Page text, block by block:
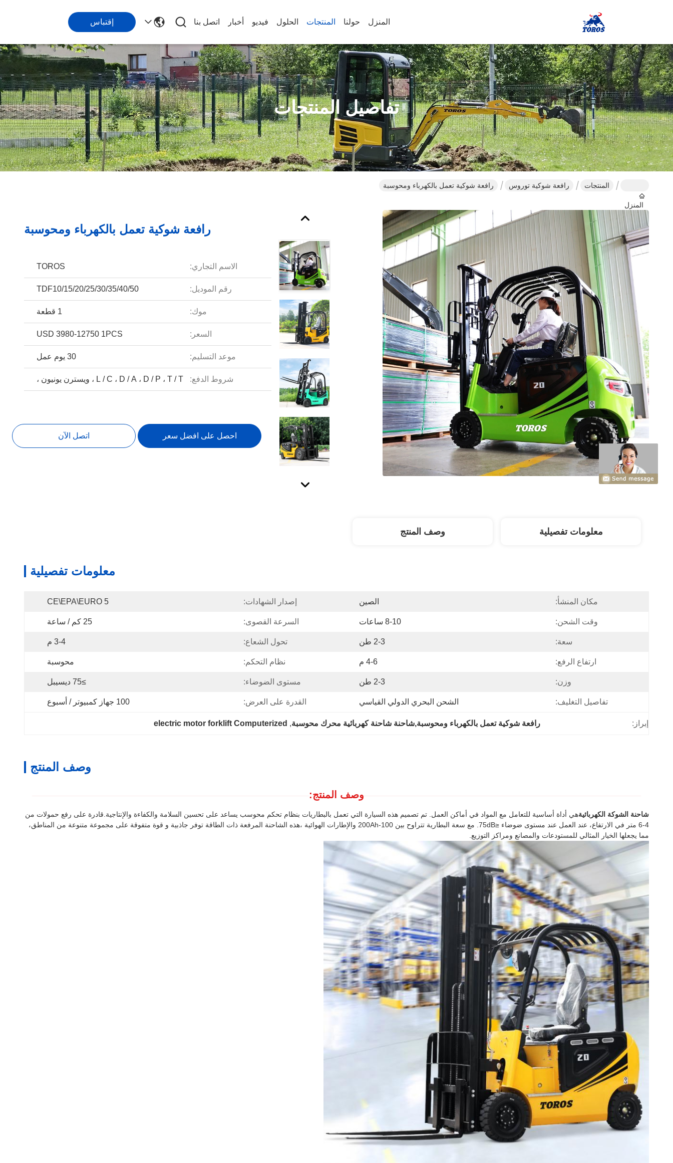
المنزل حولنا المنتجات الحلول فيديو أخبار اتصل بنا إقتباس
تفاصيل المنتجات
المنزل
المنتجات رافعة شوكية توروس رافعة شوكية تعمل بالكهرباء ومحوسبة
رافعة شوكية تعمل بالكهرباء ومحوسبة
الاسم التجاري: TOROS
رقم الموديل: TDF10/15/20/25/30/35/40/50
موك: 1 قطعة
السعر: USD 3980-12750 1PCS
موعد التسليم: 30 يوم عمل
شروط الدفع: L / C ، D / A ، D / P ، T / T ، ويسترن يونيون ،
احصل على افضل سعر اتصل الآن
معلومات تفصيلية وصف المنتج
معلومات تفصيلية
مكان المنشأ: الصين إصدار الشهادات: CE\EPA\EURO 5
وقت الشحن: 8-10 ساعات السرعة القصوى: 25 كم / ساعة
سعة: 2-3 طن تحول الشعاع: 3-4 م
ارتفاع الرفع: 4-6 م نظام التحكم: محوسبة
وزن: 2-3 طن مستوى الضوضاء: ≥75 ديسيبل
تفاصيل التغليف: الشحن البحري الدولي القياسي القدرة على العرض: 100 جهاز كمبيوتر / أسبوع
إبراز: رافعة شوكية تعمل بالكهرباء ومحوسبة,شاحنة شاحنة كهربائية محرك محوسبة,
electric motor forklift Computerized
وصف المنتج
وصف المنتج:
شاحنة الشوكة الكهربائيةهي أداة أساسية للتعامل مع المواد في أماكن العمل. تم تصميم هذه السيارة التي تعمل بالبطاريات بنظام تحكم محوسب يساعد على تحسين السلامة والكفاءة والإنتاجية.قادرة على رفع حمولات من
4-6 متر في الارتفاع، عند العمل عند مستوى ضوضاء ≤75dB. مع سعة البطارية تتراوح بين 100-200Ah والإطارات الهوائية ،هذه الشاحنة المرفعة ذات الطاقة توفر جاذبية و قوة متفوقة على مجموعة متنوعة من المناطق،
مما يجعلها الخيار المثالي للمستودعات والمصانع ومراكز التوزيع.